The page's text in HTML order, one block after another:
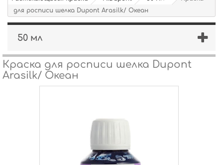
для росписи шелка Dupont Arasilk/ Океан
50 мл
Краска для росписи шелка Dupont
Arasilk/ Океан